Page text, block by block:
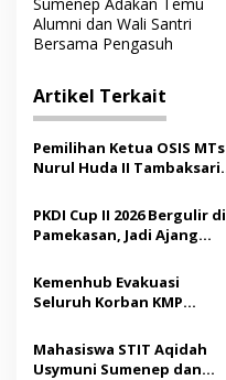
v
i
g
a
s
i
p
o
s
Alumni dan Wali Santri
Bersama Pengasuh
Artikel Terkait
Pemilihan Ketua OSIS MTs
Nurul Huda II Tambaksari
Demokrasi bagi Siswa
PKDI Cup II 2026 Bergulir di
Pamekasan, Jadi Ajang
Madura
Kemenhub Evakuasi
Seluruh Korban KMP
Operator Diaudit
Mahasiswa STIT Aqidah
Usymuni Sumenep dan